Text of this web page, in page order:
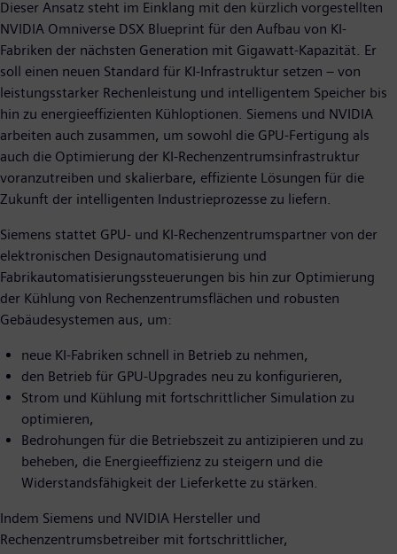
Dieser Ansatz steht im Einklang mit den kürzlich vorgestellten
NVIDIA Omniverse DSX Blueprint für den Aufbau von KI-
Fabriken der nächsten Generation mit Gigawatt-Kapazität. Er
soll einen neuen Standard für KI-Infrastruktur setzen – von
leistungsstarker Rechenleistung und intelligentem Speicher bis
hin zu energieeffizienten Kühloptionen. Siemens und NVIDIA
arbeiten auch zusammen, um sowohl die GPU-Fertigung als
auch die Optimierung der KI-Rechenzentrumsinfrastruktur
voranzutreiben und skalierbare, effiziente Lösungen für die
Zukunft der intelligenten Industrieprozesse zu liefern.
Siemens stattet GPU- und KI-Rechenzentrumspartner von der
elektronischen Designautomatisierung und
Fabrikautomatisierungssteuerungen bis hin zur Optimierung
der Kühlung von Rechenzentrumsflächen und robusten
Gebäudesystemen aus, um:
neue KI-Fabriken schnell in Betrieb zu nehmen,
den Betrieb für GPU-Upgrades neu zu konfigurieren,
Strom und Kühlung mit fortschrittlicher Simulation zu
optimieren,
Bedrohungen für die Betriebszeit zu antizipieren und zu
beheben, die Energieeffizienz zu steigern und die
Widerstandsfähigkeit der Lieferkette zu stärken.
Indem Siemens und NVIDIA Hersteller und
Rechenzentrumsbetreiber mit fortschrittlicher,